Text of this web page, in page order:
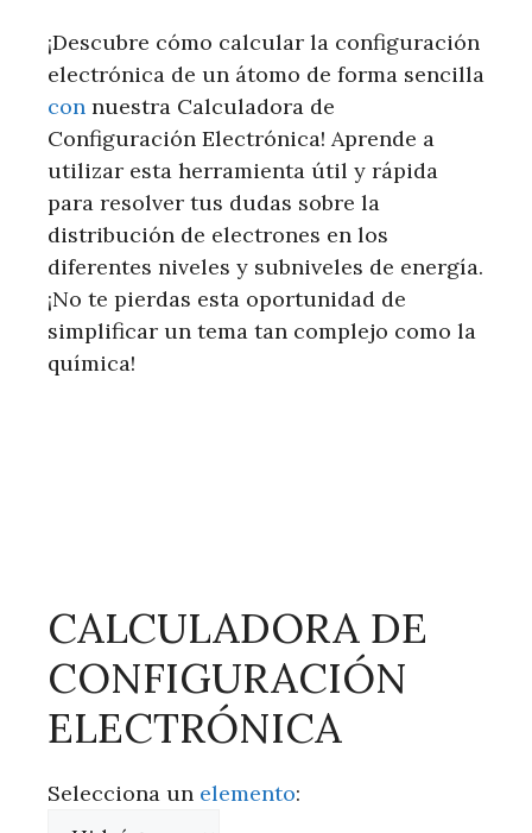
¡Descubre cómo calcular la configuración
electrónica de un átomo de forma sencilla
con nuestra Calculadora de
Configuración Electrónica! Aprende a
utilizar esta herramienta útil y rápida
para resolver tus dudas sobre la
distribución de electrones en los
diferentes niveles y subniveles de energía.
¡No te pierdas esta oportunidad de
simplificar un tema tan complejo como la
química!
CALCULADORA DE
CONFIGURACIÓN
ELECTRÓNICA
Selecciona un elemento: